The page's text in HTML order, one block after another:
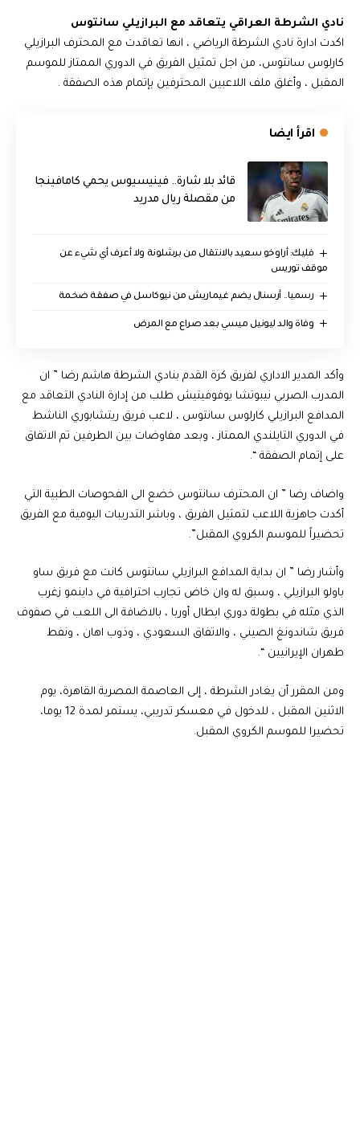
نادي الشرطة العراقي يتعاقد مع البرازيلي سانتوس
اكدت ادارة نادي الشرطة الرياضي ، انها تعاقدت مع المحترف البرازيلي
كارلوس سانتوس، من اجل تمثيل الفريق في الدوري الممتاز للموسم
المقبل ، وأغلق ملف اللاعبين المحترفين بإتمام هذه الصفقة .
اقرأ ايضا
قائد بلا شارة.. فينيسيوس يحمي كامافينجا
من مقصلة ريال مدريد
فليك: أراوخو سعيد بالانتقال من برشلونة ولا أعرف أي شيء عن
موقف توريس
رسميا.. أرسنال يضم غيماريش من نيوكاسل في صفقة ضخمة
وفاة والد ليونيل ميسي بعد صراع مع المرض
وأكد المدير الاداري لفريق كرة القدم بنادي الشرطة هاشم رضا ” ان
المدرب الصربي نيبوتشا يوفوفيتيش طلب من إدارة النادي التعاقد مع
المدافع البرازيلي كارلوس سانتوس ، لاعب فريق ريتشابوري الناشط
في الدوري التايلندي الممتاز ، وبعد مفاوضات بين الطرفين تم الاتفاق
على إتمام الصفقة “.
واضاف رضا ” ان المحترف سانتوس خضع الى الفحوصات الطبية التي
أكدت جاهزية اللاعب لتمثيل الفريق ، وباشر التدريبات اليومية مع الفريق
تحضيراً للموسم الكروي المقبل”.
وأشار رضا ” ان بداية المدافع البرازيلي سانتوس كانت مع فريق ساو
باولو البرازيلي ، وسبق له وان خاض تجارب احترافية في داينمو زغرب
الذي مثله في بطولة دوري ابطال أوربا ، بالاضافة الى اللعب في صفوف
فريق شاندونغ الصيني ، والاتفاق السعودي ، وذوب اهان ، ونفط
طهران الإيرانيين “.
ومن المقرر أن يغادر الشرطة ، إلى العاصمة المصرية القاهرة، يوم
الاثنين المقبل ، للدخول في معسكر تدريبي، يستمر لمدة 12 يوما،
تحضيرا للموسم الكروي المقبل.